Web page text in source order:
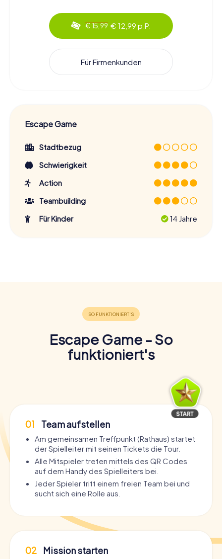
€ 15,99 € 12,99 p.P.
Für Firmenkunden
Escape Game
Stadtbezug
Schwierigkeit
Action
Teambuilding
Für Kinder
14 Jahre
Escape Game - So
funktioniert's
01 Team aufstellen
Am gemeinsamen Treffpunkt (Rathaus) startet
der Spielleiter mit seinen Tickets die Tour.
Alle Mitspieler treten mittels des QR Codes
auf dem Handy des Spielleiters bei.
Jeder Spieler tritt einem freien Team bei und
sucht sich eine Rolle aus.
02 Mission starten